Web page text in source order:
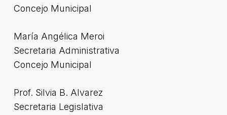
Concejo Municipal
María Angélica Meroi
Secretaria Administrativa
Concejo Municipal
Prof. Silvia B. Alvarez
Secretaria Legislativa